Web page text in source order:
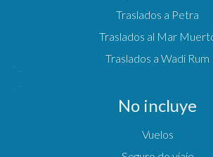
Traslados a Petra
Traslados al Mar
Traslados a Wadi Rum
No incluye
Vuelos